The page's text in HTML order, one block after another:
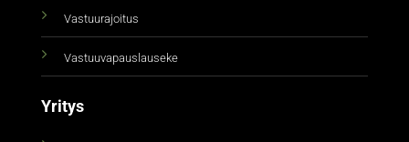
Vastuurajoitus
Vastuuvapauslauseke
Yritys